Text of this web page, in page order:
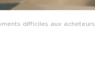
difficiles aux acheteurs.